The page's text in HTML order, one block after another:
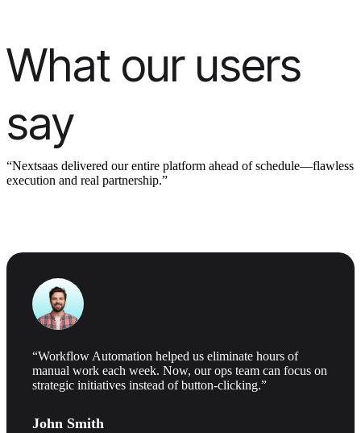
What our users
say
“Nextsaas delivered our entire platform ahead of schedule—flawless
execution and real partnership.”
“Workflow Automation helped us eliminate hours of
manual work each week. Now, our ops team can focus on
strategic initiatives instead of button-clicking.”
John Smith